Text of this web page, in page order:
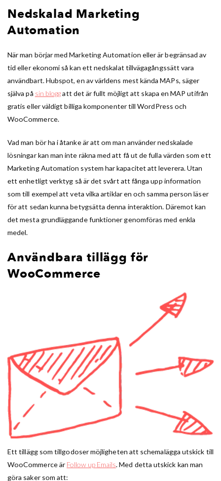
Nedskalad Marketing
Automation
När man börjar med Marketing Automation eller är begränsad av
tid eller ekonomi så kan ett nedskalat tillvägagångssätt vara
användbart. Hubspot, en av världens mest kända MAPs, säger
själva på sin bloggatt det är fullt möjligt att skapa en MAP utifrån
gratis eller väldigt billiga komponenter till WordPress och
WooCommerce.
Vad man bör ha i åtanke är att om man använder nedskalade
lösningar kan man inte räkna med att få ut de fulla värden som ett
Marketing Automation system har kapacitet att leverera. Utan
ett enhetligt verktyg så är det svårt att fånga upp information
som till exempel att veta vilka artiklar en och samma person läser
för att sedan kunna betygsätta denna interaktion. Däremot kan
det mesta grundläggande funktioner genomföras med enkla
medel.
Användbara tillägg för
WooCommerce
Ett tillägg som tillgodoser möjligheten att schemalägga utskick till
WooCommerce är Follow up Emails. Med detta utskick kan man
göra saker som att: